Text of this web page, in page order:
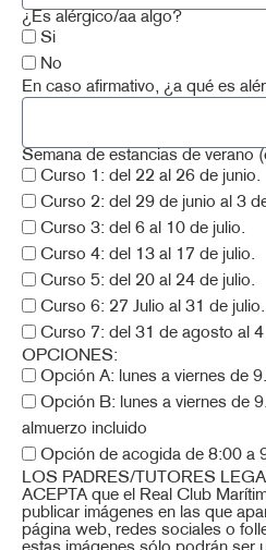
¿Es alérgico/aa algo?
Si
No
En caso afirmativo, ¿a qué es
Semana de estancias de verano
Curso 1: del 22 al 26 de junio.
Curso 2: del 29 de junio al 3
Curso 3: del 6 al 10 de julio.
Curso 4: del 13 al 17 de julio.
Curso 5: del 20 al 24 de julio.
Curso 6: 27 Julio al 31 de julio.
Curso 7: del 31 de agosto al
OPCIONES:
Opción A: lunes a viernes de
Opción B: lunes a viernes de
almuerzo incluido
Opción de acogida de 8:00 a
LOS PADRES/TUTORES
ACEPTA que el Real Club
publicar imágenes en las que
página web, redes sociales o